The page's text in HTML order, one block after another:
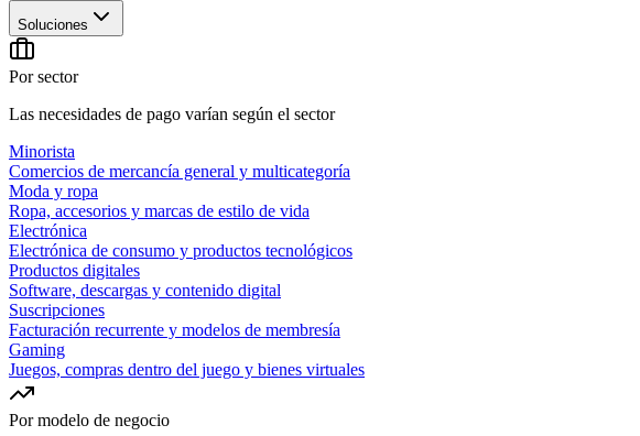
Soluciones
Por sector
Las necesidades de pago varían según el sector
Minorista
Comercios de mercancía general y multicategoría
Moda y ropa
Ropa, accesorios y marcas de estilo de vida
Electrónica
Electrónica de consumo y productos tecnológicos
Productos digitales
Software, descargas y contenido digital
Suscripciones
Facturación recurrente y modelos de membresía
Gaming
Juegos, compras dentro del juego y bienes virtuales
Por modelo de negocio